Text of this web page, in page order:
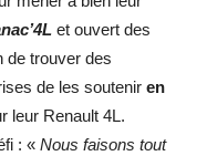
et ouvert des
de trouver des
de les soutenir en
leur Renault 4L.
: « Nous faisons tout